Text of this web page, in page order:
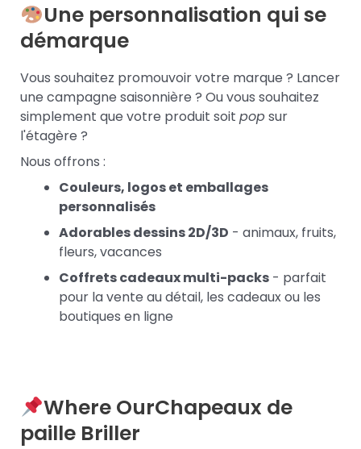
Une personnalisation qui se
démarque
Vous souhaitez promouvoir votre marque ? Lancer
une campagne saisonnière ? Ou vous souhaitez
simplement que votre produit soit popsur
l'étagère ?
Nous offrons :
Couleurs, logos et emballages
personnalisés
Adorables dessins 2D/3D - animaux, fruits,
fleurs, vacances
Coffrets cadeaux multi-packs - parfait
pour la vente au détail, les cadeaux ou les
boutiques en ligne
Where OurChapeaux de
paille Briller